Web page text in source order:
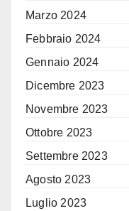
Marzo 2024
Febbraio 2024
Gennaio 2024
Dicembre 2023
Novembre 2023
Ottobre 2023
Settembre 2023
Agosto 2023
Luglio 2023